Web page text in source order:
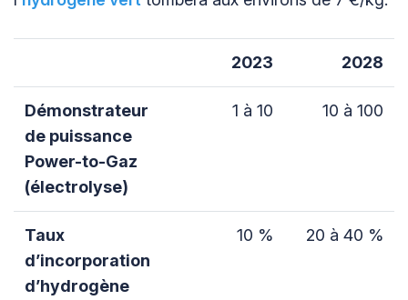
2023 2028
Démonstrateur
de puissance
Power-to-Gaz
(électrolyse)
1 à 10 10 à 100
Taux
d’incorporation
d’hydrogène
10 % 20 à 40 %